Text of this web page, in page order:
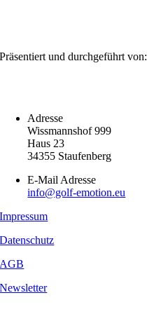
Präsentiert und durchgeführt von:
Adresse
Wissmannshof 999
Haus 23
34355 Staufenberg
E-Mail Adresse
info@golf-emotion.eu
Impressum
Datenschutz
AGB
Newsletter